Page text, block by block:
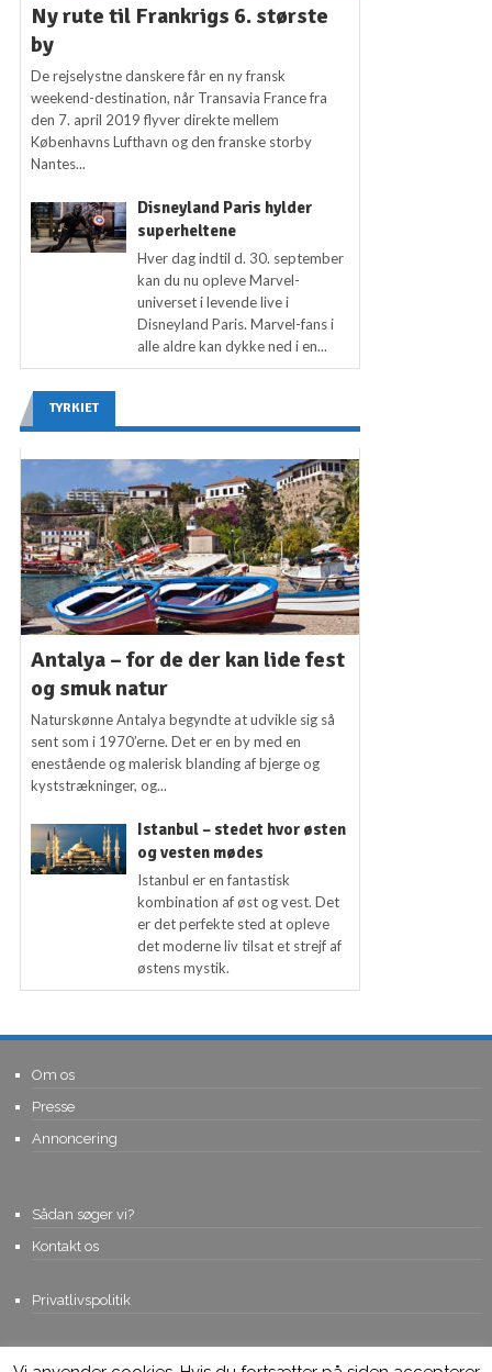
Ny rute til Frankrigs 6. største
by
De rejselystne danskere får en ny fransk
weekend-destination, når Transavia France fra
den 7. april 2019 flyver direkte mellem
Københavns Lufthavn og den franske storby
Nantes...
Disneyland Paris hylder
superheltene
Hver dag indtil d. 30. september
kan du nu opleve Marvel-
universet i levende live i
Disneyland Paris. Marvel-fans i
alle aldre kan dykke ned i en...
TYRKIET
Antalya – for de der kan lide fest
og smuk natur
Naturskønne Antalya begyndte at udvikle sig så
sent som i 1970’erne. Det er en by med en
enestående og malerisk blanding af bjerge og
kyststrækninger, og...
Istanbul – stedet hvor østen
og vesten mødes
Istanbul er en fantastisk
kombination af øst og vest. Det
er det perfekte sted at opleve
det moderne liv tilsat et strejf af
østens mystik.
Om os
Presse
Annoncering
Sådan søger vi?
Kontakt os
Privatlivspolitik